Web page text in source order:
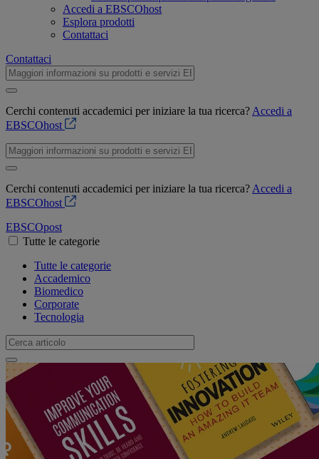
Accedi a EBSCOhost
Esplora prodotti
Contattaci
Contattaci
Cerchi contenuti accademici per iniziare la tua ricerca? Accedi a
EBSCOhost
Cerchi contenuti accademici per iniziare la tua ricerca? Accedi a
EBSCOhost
EBSCOpost
Tutte le categorie
Tutte le categorie
Accademico
Biomedico
Corporate
Tecnologia